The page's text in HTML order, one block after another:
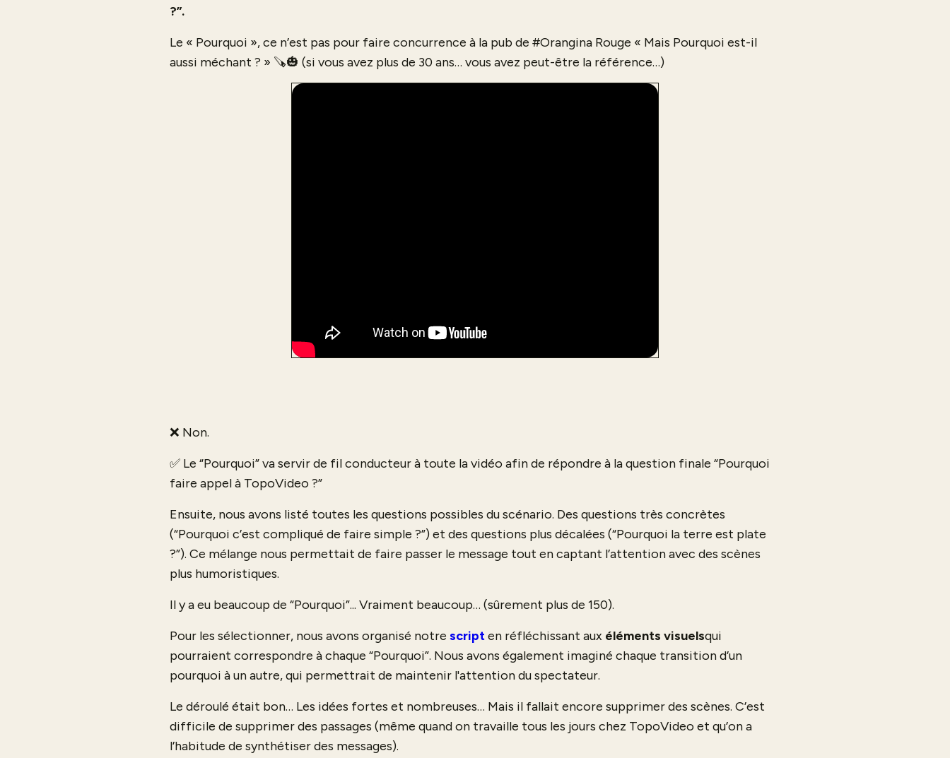
?”.
Le « Pourquoi », ce n’est pas pour faire concurrence à la pub de #Orangina Rouge « Mais Pourquoi est-il
aussi méchant ? » 🪚🎃 (si vous avez plus de 30 ans… vous avez peut-être la référence…)
❌ Non.
✅ Le “Pourquoi” va servir de fil conducteur à toute la vidéo afin de répondre à la question finale “Pourquoi
faire appel à TopoVideo ?”
Ensuite, nous avons listé toutes les questions possibles du scénario. Des questions très concrètes
(“Pourquoi c’est compliqué de faire simple ?”) et des questions plus décalées (“Pourquoi la terre est plate
?”). Ce mélange nous permettait de faire passer le message tout en captant l’attention avec des scènes
plus humoristiques.
Il y a eu beaucoup de “Pourquoi”... Vraiment beaucoup… (sûrement plus de 150).
Pour les sélectionner, nous avons organisé notre scripten réfléchissant aux éléments visuelsqui
pourraient correspondre à chaque “Pourquoi”. Nous avons également imaginé chaque transition d’un
pourquoi à un autre, qui permettrait de maintenir l'attention du spectateur.
Le déroulé était bon… Les idées fortes et nombreuses… Mais il fallait encore supprimer des scènes. C’est
difficile de supprimer des passages (même quand on travaille tous les jours chez TopoVideo et qu’on a
l’habitude de synthétiser des messages).